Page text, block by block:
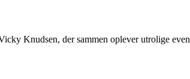
Knudsen, der sammen oplever utrolige